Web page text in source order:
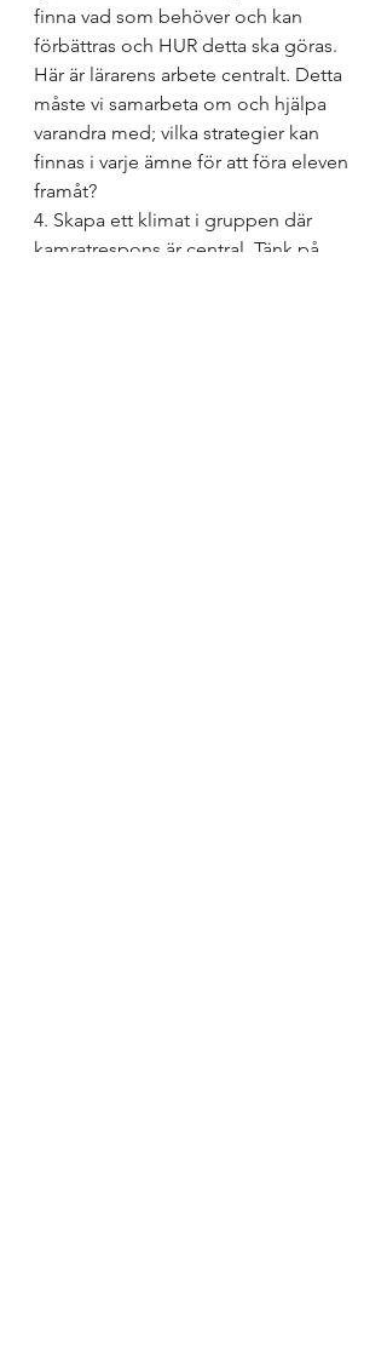
finna vad som behöver och kan
förbättras och HUR detta ska göras.
Här är lärarens arbete centralt. Detta
måste vi samarbeta om och hjälpa
varandra med; vilka strategier kan
finnas i varje ämne för att föra eleven
framåt?
4. Skapa ett klimat i gruppen där
kamratrespons är central. Tänk på